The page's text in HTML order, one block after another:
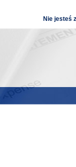
Nie jesteś